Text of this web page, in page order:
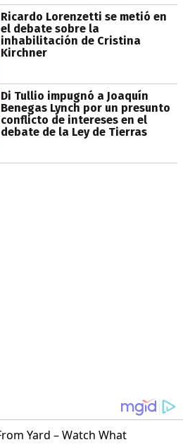
Ricardo Lorenzetti se metió en
el debate sobre la
inhabilitación de Cristina
Kirchner
Di Tullio impugnó a Joaquín
Benegas Lynch por un presunto
conflicto de intereses en el
debate de la Ley de Tierras